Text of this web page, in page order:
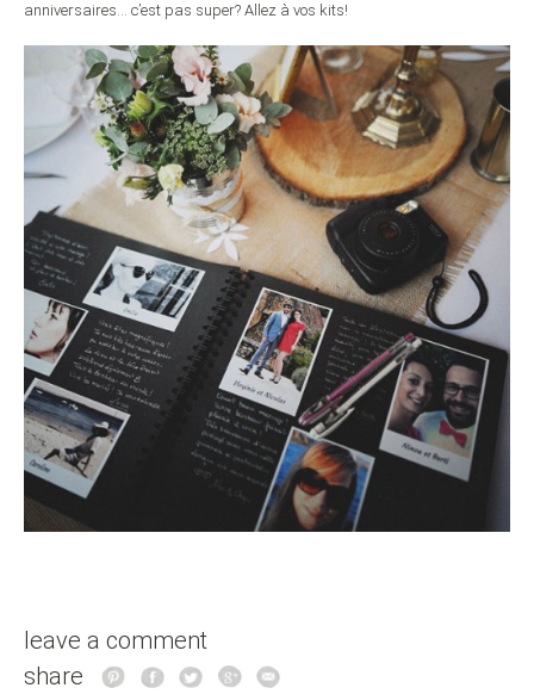
anniversaires… c’est pas super? Allez à vos kits!
leave a comment
share